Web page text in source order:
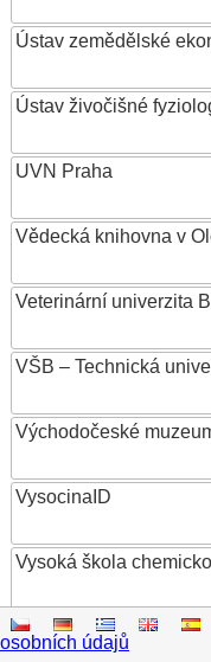
Ústav zemědělské
Ústav živočišné
UVN Praha
Vědecká knihovna v
Veterinární univerzita
VŠB – Technická
Východočeské
VysocinaID
Vysoká škola
Vysoká škola
osobních údajů